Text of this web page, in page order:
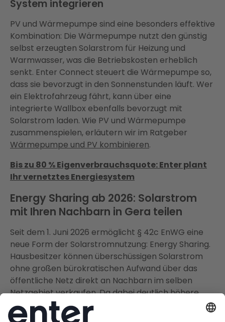
System integrieren
PV und Wärmepumpe sind eine besonders effektive
Kombination: Die Wärmepumpe nutzt den günstig
selbst erzeugten Solarstrom für Heizung und
Warmwasser, was die Betriebskosten erheblich
senkt. Enter Connect steuert die Wärmepumpe so,
dass sie bevorzugt in den Sonnenstunden läuft. Wer
ein Elektrofahrzeug fährt, kann über eine
integrierte Wallbox ebenfalls bevorzugt mit
Solarstrom laden. Wie PV und Wärmepumpe
zusammenspielen, erläutern wir im Ratgeber
Wärmepumpe und PV kombinieren.
Bis zu 80 % Eigenverbrauchsquote: Enter plant
Ihr vernetztes Energiesystem
Energy Sharing ab 2026: Solarstrom
mit Ihren Nachbarn in Gera teilen
Seit dem 1. Juni 2026 ermöglicht § 42c EnWG eine
neue Form der Solarstromnutzung: Energy Sharing.
Hausbesitzer können überschüssigen Solarstrom
ohne großen bürokratischen Aufwand über das
öffentliche Netz direkt an Nachbarn im selben
Netzgebiet verkaufen. Da dabei deutlich höhere
Erlöse als bei der reinen Netzeinspeisung erzielt
werden können, verbessert Energy Sharing die